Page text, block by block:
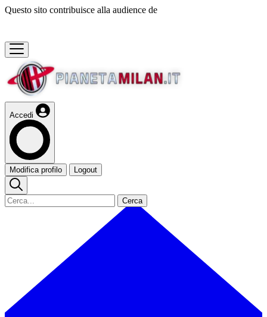
Questo sito contribuisce alla audience de
Accedi
Modifica profilo Logout
Cerca